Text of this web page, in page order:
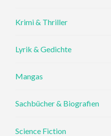
Krimi & Thriller
Lyrik & Gedichte
Mangas
Sachbücher & Biografien
Science Fiction